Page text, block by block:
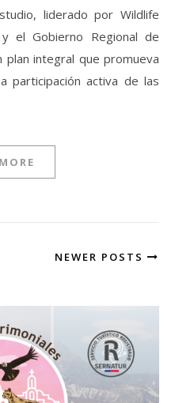
liderado por Wildlife
y el Gobierno Regional de
plan integral que promueva
participación activa de las
NEWER POSTS